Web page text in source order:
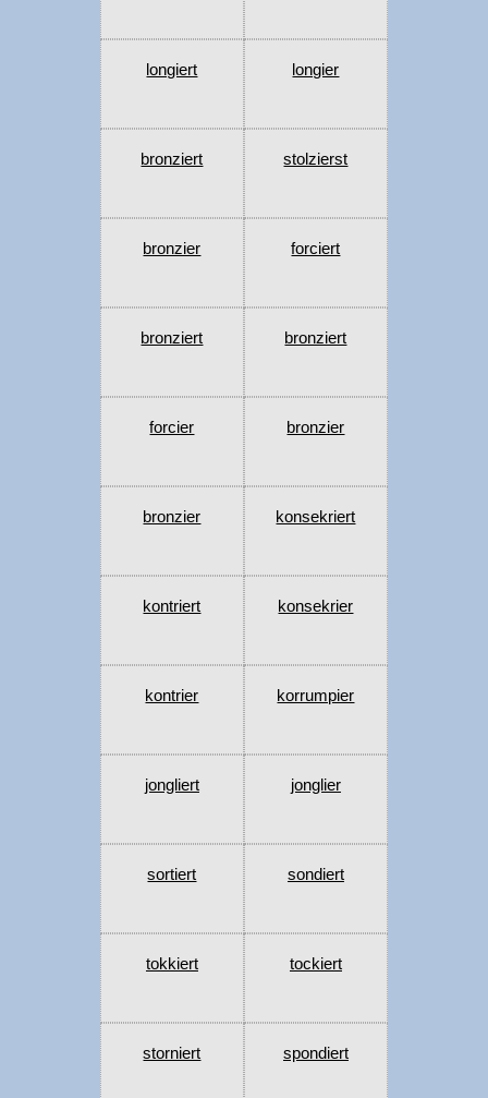
longiert longier
bronziert stolzierst
bronzier forciert
bronziert bronziert
forcier bronzier
bronzier konsekriert
kontriert konsekrier
kontrier korrumpier
jongliert jonglier
sortiert sondiert
tokkiert tockiert
storniert spondiert